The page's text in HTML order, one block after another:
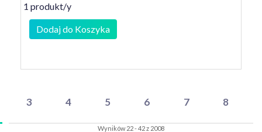
1 produkt/y
Dodaj do Koszyka
3 4 5 6 7 8
Wyników 22 - 42 z 2008